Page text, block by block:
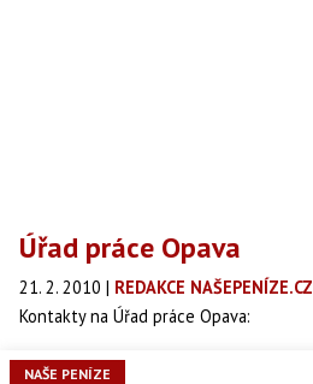
Úřad práce Opava
21. 2. 2010 | REDAKCE NAŠEPENÍZE.CZ
Kontakty na Úřad práce Opava:
NAŠE PENÍZE